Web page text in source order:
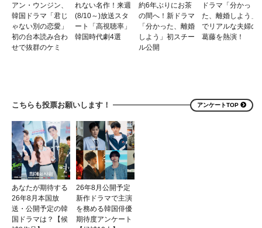
アン・ウンジン、
韓国ドラマ「君じ
ゃない別の恋愛」
初の台本読み合わ
せで抜群のケミ
れない名作！来週
(8/10～)放送スタ
ート「高視聴率」
韓国時代劇4選
約6年ぶりにお茶
の間へ！新ドラマ
「分かった、離婚
しよう」初スチー
ル公開
ドラマ「分かっ
た、離婚しよう」
でリアルな夫婦の
葛藤を熱演！
こちらも投票お願いします！ アンケートTOP
あなたが期待する
26年8月本国放
送・公開予定の韓
国ドラマは？【候
26年8月公開予定
新作ドラマで主演
を務める韓国俳優
期待度アンケート